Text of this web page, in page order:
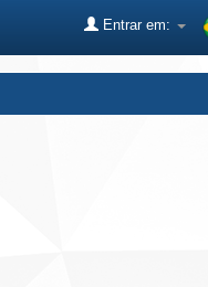
Entrar em: